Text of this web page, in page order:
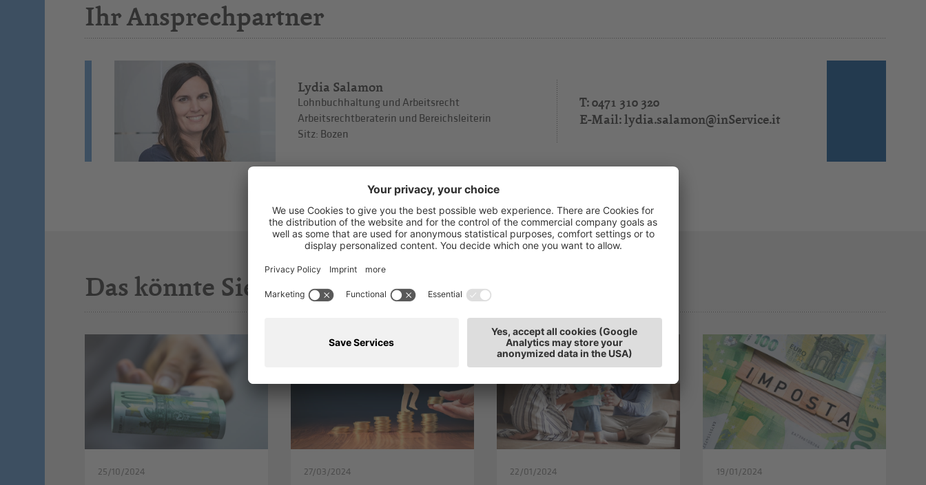
Ihr Ansprechpartner
Lydia Salamon
Lohnbuchhaltung und Arbeitsrecht
Arbeitsrechtberaterin und Bereichsleiterin
Sitz: Bozen
T: 0471 310 320
E-Mail:lydia.salamon@inService.it
Das könnte Sie auch interessieren
25/10/2024 27/03/2024 22/01/2024 19/01/2024